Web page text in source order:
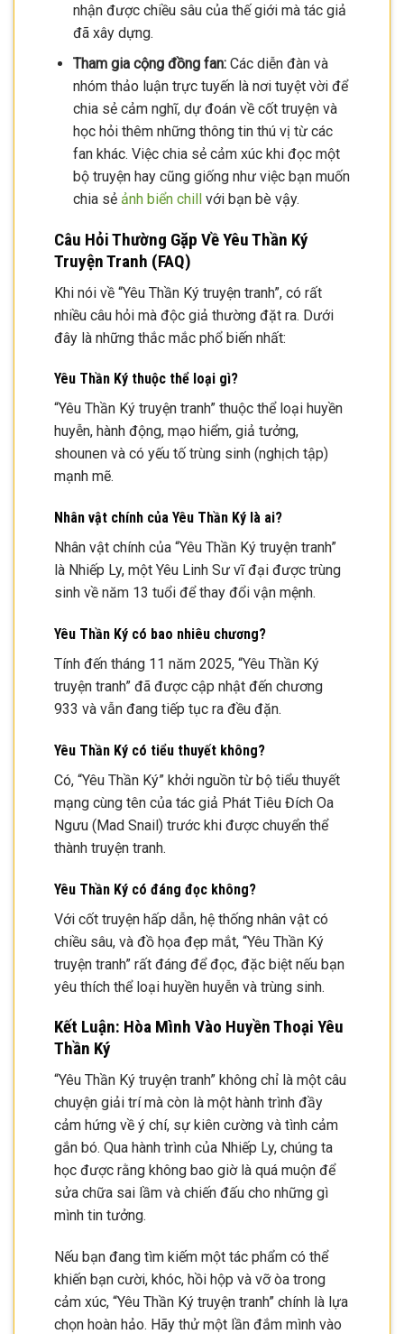
nhận được chiều sâu của thế giới mà tác giả
đã xây dựng.
Tham gia cộng đồng fan:Các diễn đàn và
nhóm thảo luận trực tuyến là nơi tuyệt vời để
chia sẻ cảm nghĩ, dự đoán về cốt truyện và
học hỏi thêm những thông tin thú vị từ các
fan khác. Việc chia sẻ cảm xúc khi đọc một
bộ truyện hay cũng giống như việc bạn muốn
chia sẻ ảnh biển chill với bạn bè vậy.
Câu Hỏi Thường Gặp Về Yêu Thần Ký
Truyện Tranh (FAQ)
Khi nói về “Yêu Thần Ký truyện tranh”, có rất
nhiều câu hỏi mà độc giả thường đặt ra. Dưới
đây là những thắc mắc phổ biến nhất:
Yêu Thần Ký thuộc thể loại gì?
“Yêu Thần Ký truyện tranh” thuộc thể loại huyền
huyễn, hành động, mạo hiểm, giả tưởng,
shounen và có yếu tố trùng sinh (nghịch tập)
mạnh mẽ.
Nhân vật chính của Yêu Thần Ký là ai?
Nhân vật chính của “Yêu Thần Ký truyện tranh”
là Nhiếp Ly, một Yêu Linh Sư vĩ đại được trùng
sinh về năm 13 tuổi để thay đổi vận mệnh.
Yêu Thần Ký có bao nhiêu chương?
Tính đến tháng 11 năm 2025, “Yêu Thần Ký
truyện tranh” đã được cập nhật đến chương
933 và vẫn đang tiếp tục ra đều đặn.
Yêu Thần Ký có tiểu thuyết không?
Có, “Yêu Thần Ký” khởi nguồn từ bộ tiểu thuyết
mạng cùng tên của tác giả Phát Tiêu Đích Oa
Ngưu (Mad Snail) trước khi được chuyển thể
thành truyện tranh.
Yêu Thần Ký có đáng đọc không?
Với cốt truyện hấp dẫn, hệ thống nhân vật có
chiều sâu, và đồ họa đẹp mắt, “Yêu Thần Ký
truyện tranh” rất đáng để đọc, đặc biệt nếu bạn
yêu thích thể loại huyền huyễn và trùng sinh.
Kết Luận: Hòa Mình Vào Huyền Thoại Yêu
Thần Ký
“Yêu Thần Ký truyện tranh” không chỉ là một câu
chuyện giải trí mà còn là một hành trình đầy
cảm hứng về ý chí, sự kiên cường và tình cảm
gắn bó. Qua hành trình của Nhiếp Ly, chúng ta
học được rằng không bao giờ là quá muộn để
sửa chữa sai lầm và chiến đấu cho những gì
mình tin tưởng.
Nếu bạn đang tìm kiếm một tác phẩm có thể
khiến bạn cười, khóc, hồi hộp và vỡ òa trong
cảm xúc, “Yêu Thần Ký truyện tranh” chính là lựa
chọn hoàn hảo. Hãy thử một lần đắm mình vào